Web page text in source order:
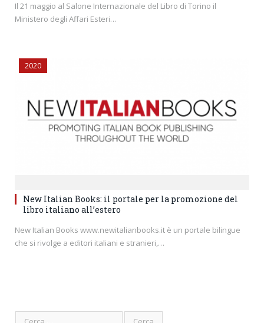
Il 21 maggio al Salone Internazionale del Libro di Torino il
Ministero degli Affari Esteri…
2020
New Italian Books: il portale per la promozione del
libro italiano all’estero
New Italian Books www.newitalianbooks.it è un portale bilingue
che si rivolge a editori italiani e stranieri,…